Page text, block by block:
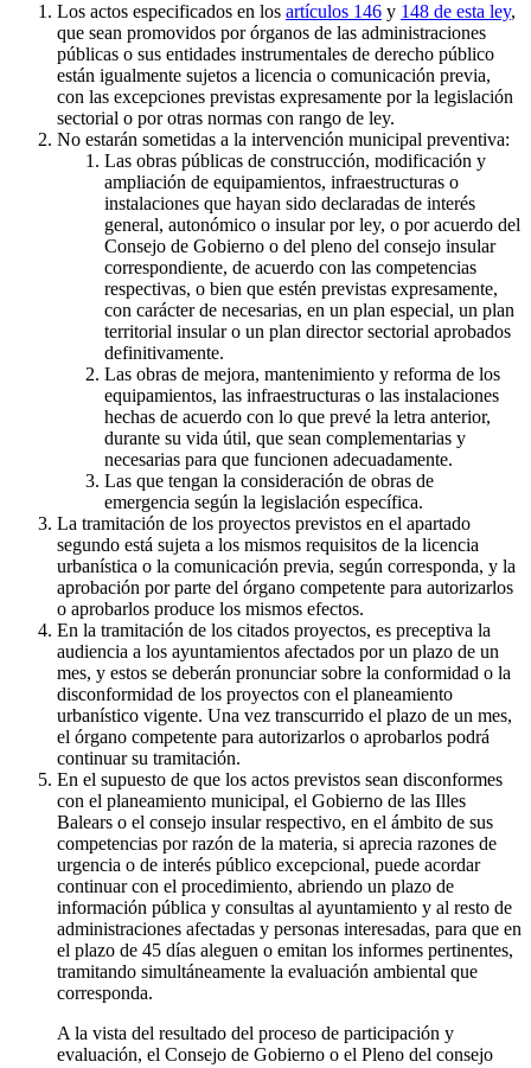
Los actos especificados en los artículos 146 y 148 de esta ley,
que sean promovidos por órganos de las administraciones
públicas o sus entidades instrumentales de derecho público
están igualmente sujetos a licencia o comunicación previa,
con las excepciones previstas expresamente por la legislación
sectorial o por otras normas con rango de ley.
No estarán sometidas a la intervención municipal preventiva:
Las obras públicas de construcción, modificación y
ampliación de equipamientos, infraestructuras o
instalaciones que hayan sido declaradas de interés
general, autonómico o insular por ley, o por acuerdo del
Consejo de Gobierno o del pleno del consejo insular
correspondiente, de acuerdo con las competencias
respectivas, o bien que estén previstas expresamente,
con carácter de necesarias, en un plan especial, un plan
territorial insular o un plan director sectorial aprobados
definitivamente.
Las obras de mejora, mantenimiento y reforma de los
equipamientos, las infraestructuras o las instalaciones
hechas de acuerdo con lo que prevé la letra anterior,
durante su vida útil, que sean complementarias y
necesarias para que funcionen adecuadamente.
Las que tengan la consideración de obras de
emergencia según la legislación específica.
La tramitación de los proyectos previstos en el apartado
segundo está sujeta a los mismos requisitos de la licencia
urbanística o la comunicación previa, según corresponda, y la
aprobación por parte del órgano competente para autorizarlos
o aprobarlos produce los mismos efectos.
En la tramitación de los citados proyectos, es preceptiva la
audiencia a los ayuntamientos afectados por un plazo de un
mes, y estos se deberán pronunciar sobre la conformidad o la
disconformidad de los proyectos con el planeamiento
urbanístico vigente. Una vez transcurrido el plazo de un mes,
el órgano competente para autorizarlos o aprobarlos podrá
continuar su tramitación.
En el supuesto de que los actos previstos sean disconformes
con el planeamiento municipal, el Gobierno de las Illes
Balears o el consejo insular respectivo, en el ámbito de sus
competencias por razón de la materia, si aprecia razones de
urgencia o de interés público excepcional, puede acordar
continuar con el procedimiento, abriendo un plazo de
información pública y consultas al ayuntamiento y al resto de
administraciones afectadas y personas interesadas, para que en
el plazo de 45 días aleguen o emitan los informes pertinentes,
tramitando simultáneamente la evaluación ambiental que
corresponda.
A la vista del resultado del proceso de participación y
evaluación, el Consejo de Gobierno o el Pleno del consejo